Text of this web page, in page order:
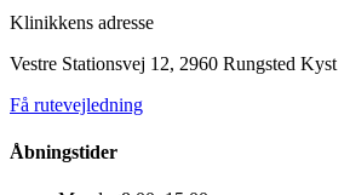
Klinikkens adresse
Vestre Stationsvej 12, 2960 Rungsted Kyst
Få rutevejledning
Åbningstider